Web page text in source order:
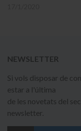
NEWSLETTER
Si vols disposar de
estar a l'última
de les novetats del
newsletter.